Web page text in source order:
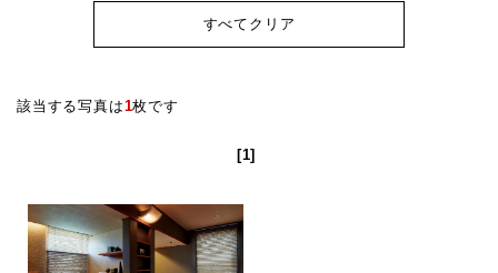
すべてクリア
該当する写真は1枚です
[1]